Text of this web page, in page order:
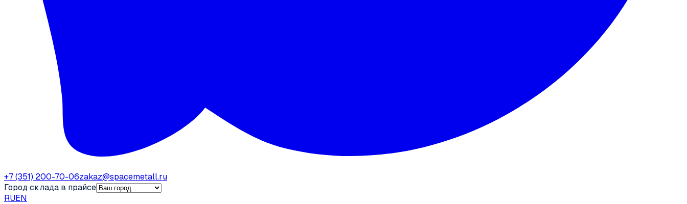
+7 (351) 200-70-06zakaz@spacemetall.ru
Город склада в прайсе
RUEN